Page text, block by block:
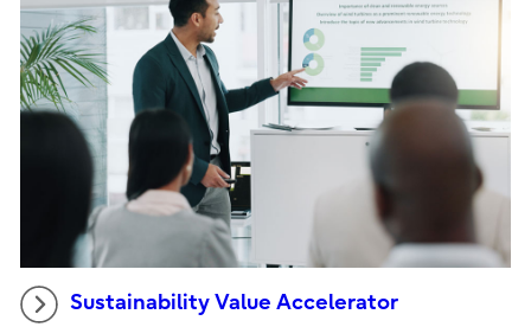
Sustainability Value Accelerator